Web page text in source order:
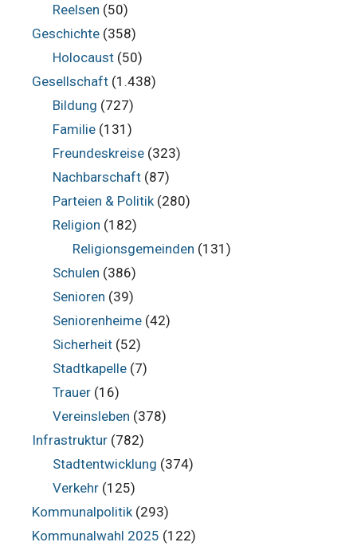
Reelsen (50)
Geschichte (358)
Holocaust(50)
Gesellschaft (1.438)
Bildung (727)
Familie(131)
Freundeskreise(323)
Nachbarschaft(87)
Parteien & Politik(280)
Religion (182)
Religionsgemeinden (131)
Schulen (386)
Senioren (39)
Seniorenheime(42)
Sicherheit(52)
Stadtkapelle(7)
Trauer(16)
Vereinsleben (378)
Infrastruktur (782)
Stadtentwicklung (374)
Verkehr(125)
Kommunalpolitik (293)
Kommunalwahl 2025 (122)